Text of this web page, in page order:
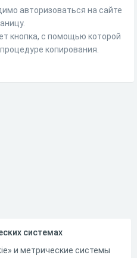
авторизоваться на сайте
кнопка, с помощью которой
копирования.
системах
и метрические системы